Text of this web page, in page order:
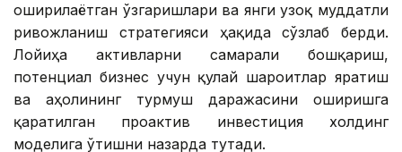
оширилаётган ўзгаришлари ва янги узоқ муддатли
ривожланиш стратегияси ҳақида сўзлаб берди.
Лойиҳа активларни самарали бошқариш,
потенциал бизнес учун қулай шароитлар яратиш
ва аҳолининг турмуш даражасини оширишга
қаратилган проактив инвестиция холдинг
моделига ўтишни назарда тутади.